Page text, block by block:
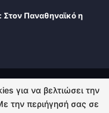
Παναθηναϊκό η
ΕΠΙΚΟΙΝΩΝΙΑ
για να βελτιώσει την
την περιήγησή σας σε